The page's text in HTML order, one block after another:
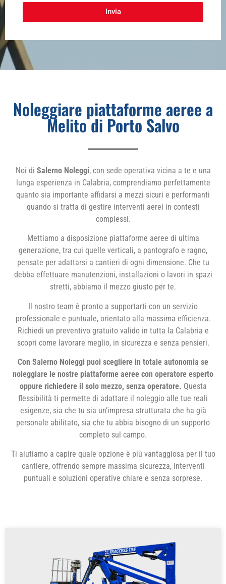
Invia
Noleggiare piattaforme aeree a
Melito di Porto Salvo
Noi di Salerno Noleggi, con sede operativa vicina a te e una
lunga esperienza in Calabria, comprendiamo perfettamente
quanto sia importante affidarsi a mezzi sicuri e performanti
quando si tratta di gestire interventi aerei in contesti
complessi.
Mettiamo a disposizione piattaforme aeree di ultima
generazione, tra cui quelle verticali, a pantografo e ragno,
pensate per adattarsi a cantieri di ogni dimensione. Che tu
debba effettuare manutenzioni, installazioni o lavori in spazi
stretti, abbiamo il mezzo giusto per te.
Il nostro team è pronto a supportarti con un servizio
professionale e puntuale, orientato alla massima efficienza.
Richiedi un preventivo gratuito valido in tutta la Calabria e
scopri come lavorare meglio, in sicurezza e senza pensieri.
Con Salerno Noleggi puoi scegliere in totale autonomia se
noleggiare le nostre piattaforme aeree con operatore esperto
oppure richiedere il solo mezzo, senza operatore. Questa
flessibilità ti permette di adattare il noleggio alle tue reali
esigenze, sia che tu sia un’impresa strutturata che ha già
personale abilitato, sia che tu abbia bisogno di un supporto
completo sul campo.
Ti aiutiamo a capire quale opzione è più vantaggiosa per il tuo
cantiere, offrendo sempre massima sicurezza, interventi
puntuali e soluzioni operative chiare e senza sorprese.